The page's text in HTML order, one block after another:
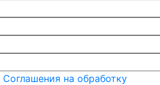
Соглашения на обработку